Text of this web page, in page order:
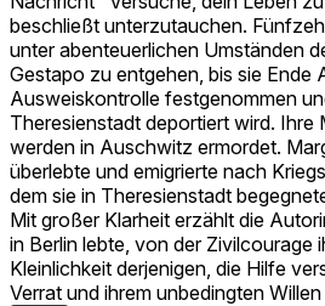
beschließt unterzutauchen.
unter abenteuerlichen Umständen
Gestapo zu entgehen, bis sie Ende
Ausweiskontrolle festgenommen
Theresienstadt deportiert wird. Ihre
werden in Auschwitz ermordet.
überlebte und emigrierte nach
dem sie in Theresienstadt
Mit großer Klarheit erzählt die
in Berlin lebte, von der Zivilcourage
Kleinlichkeit derjenigen, die Hilfe
Verrat und ihrem unbedingten